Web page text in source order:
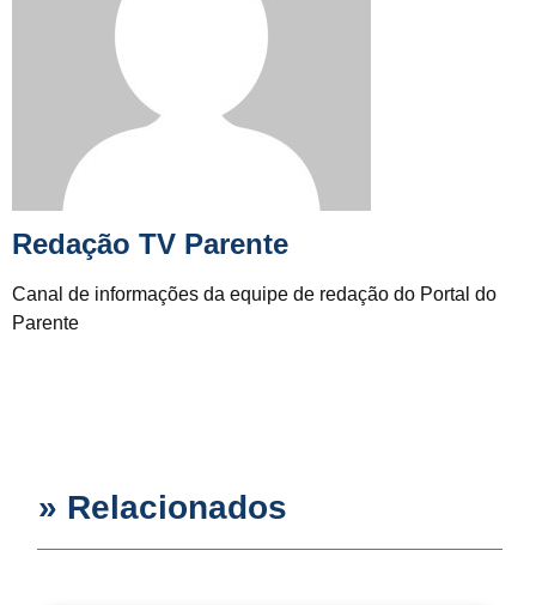
Redação TV Parente
Canal de informações da equipe de redação do Portal do
Parente
» Relacionados